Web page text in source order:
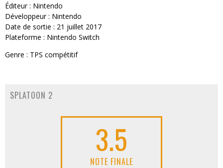
Éditeur : Nintendo
Développeur : Nintendo
Date de sortie : 21 juillet 2017
Plateforme : Nintendo Switch
Genre : TPS compétitif
SPLATOON 2
3.5
NOTE FINALE